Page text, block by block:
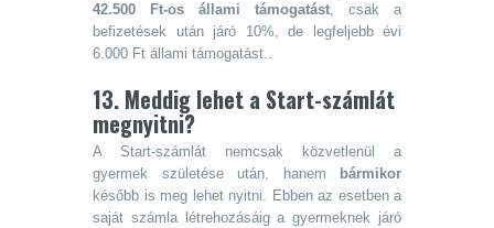
42.500 Ft-os állami támogatást, csak a
befizetések után járó 10%, de legfeljebb évi
6.000 Ft állami támogatást..
13. Meddig lehet a Start-számlát
megnyitni?
A Start-számlát nemcsak közvetlenül a
gyermek születése után, hanem
bármikor
később is meg lehet nyitni. Ebben az esetben a
saját számla létrehozásáig a gyermeknek járó